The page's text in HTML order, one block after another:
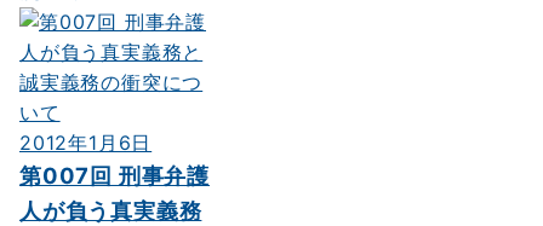
2012年1月6日
第007回 刑事弁護
人が負う真実義務